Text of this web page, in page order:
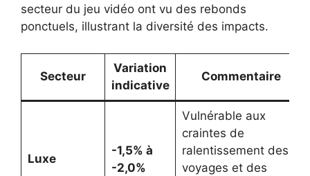
secteur du jeu vidéo ont vu des rebonds
ponctuels, illustrant la diversité des impacts.
Secteur
Variation
indicative
Commentaire
Luxe
-1,5% à
-2,0%
Vulnérable aux
craintes de
ralentissement des
voyages et des